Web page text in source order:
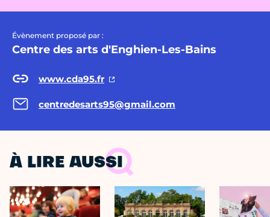
Évènement proposé par :
Centre des arts d'Enghien-Les-Bains
www.cda95.fr
centredesarts95@gmail.com
À LIRE AUSSI